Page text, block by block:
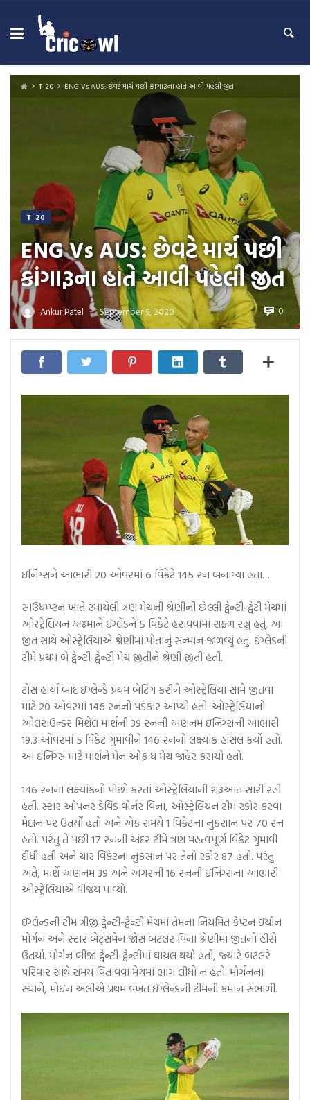
content
T-20 ENG Vs AUS: છેવટે માર્ચ પછી કાંગારૂના હાતે આવી પહેલી જીત
T-20
ENG Vs AUS: છેવટે માર્ચ પછી
કાંગારૂના હાતે આવી પહેલી જીત
Ankur Patel — September 9, 2020 0
ઇનિંગ્સને આભારી 20 ઓવરમાં 6 વિકેટે 145 રન બનાવ્યા હતા…
સાઉધમ્પ્ટન ખાતે રમાયેલી ત્રણ મેચની શ્રેણીની છેલ્લી ટ્વેન્ટી-ટ્વેંટી મેચમાં
ઓસ્ટ્રેલિયન યજમાને ઇંગ્લેંડને 5 વિકેટે હરાવવામાં સફળ રહ્યું હતું. આ
જીત સાથે ઓસ્ટ્રેલિયાએ શ્રેણીમાં પોતાનું સન્માન જાળવ્યું હતું. ઇંગ્લેંડની
ટીમે પ્રથમ બે ટ્વેન્ટી-ટ્વેન્ટી મેચ જીતીને શ્રેણી જીતી હતી.
ટોસ હાર્યા બાદ ઇંગ્લેન્ડે પ્રથમ બેટિંગ કરીને ઓસ્ટ્રેલિયા સામે જીતવા
માટે 20 ઓવરમાં 146 રનનો પડકાર આપ્યો હતો. ઓસ્ટ્રેલિયાનો
ઓલરાઉન્ડર મિશેલ માર્શની 39 રનની અણનમ ઇનિંગ્સની આભારી
19.3 ઓવરમાં 5 વિકેટ ગુમાવીને 146 રનનો લક્ષ્યાંક હાંસલ કર્યો હતો.
આ ઇનિંગ્સ માટે માર્શને મેન ઓફ ધ મેચ જાહેર કરાયો હતો.
146 રનના લક્ષ્યાંકનો પીછો કરતાં ઓસ્ટ્રેલિયાની શરૂઆત સારી રહી
હતી. સ્ટાર ઓપનર ડેવિડ વોર્નર વિના, ઓસ્ટ્રેલિયન ટીમ સ્કોર કરવા
મેદાન પર ઉતર્યો હતો અને એક સમયે 1 વિકેટના નુકસાન પર 70 રન
હતો. પરંતુ તે પછી 17 રનની અંદર ટીમે ત્રણ મહત્વપૂર્ણ વિકેટ ગુમાવી
દીધી હતી અને ચાર વિકેટના નુકસાન પર તેનો સ્કોર 87 હતો. પરંતુ
અંતે, માર્શે અણનમ 39 અને અગરની 16 રનની ઇનિંગ્સના આભારી
ઓસ્ટ્રેલિયાએ વીજય પાવ્યો.
ઇંગ્લેન્ડની ટીમ ત્રીજી ટ્વેન્ટી-ટ્વેન્ટી મેચમાં તેમના નિયમિત કેપ્ટન ઇયોન
મોર્ગન અને સ્ટાર બેટ્સમેન જોસ બટલર વિના શ્રેણીમાં જીતનો હીરો
ઉતર્યો. મોર્ગન બીજા ટ્વેન્ટી-ટ્વેન્ટીમાં ઘાયલ થયો હતો, જ્યારે બટલરે
પરિવાર સાથે સમય વિતાવવા મેચમાં ભાગ લીધો ન હતો. મોર્ગનના
સ્થાને, મોઇન અલીએ પ્રથમ વખત ઇંગ્લેન્ડની ટીમની કમાન સંભાળી.